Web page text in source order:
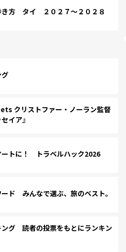
方 タイ ２０２７～２０２８
クリストファー・ノーラン監督
イア』
ートに！ トラベルハック2026
ド みんなで選ぶ、旅のベスト。
ング 読者の投票をもとにランキン